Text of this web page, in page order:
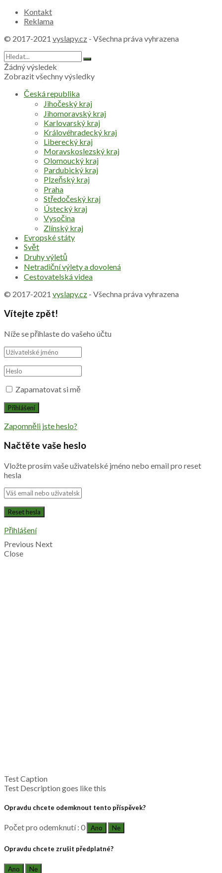
Kontakt
Reklama
© 2017-2021 vyslapy.cz - Všechna práva vyhrazena
Žádný výsledek
Zobrazit všechny výsledky
Česká republika
Jihočeský kraj
Jihomoravský kraj
Karlovarský kraj
Královéhradecký kraj
Liberecký kraj
Moravskoslezský kraj
Olomoucký kraj
Pardubický kraj
Plzeňský kraj
Praha
Středočeský kraj
Ústecký kraj
Vysočina
Zlínský kraj
Evropské státy
Svět
Druhy výletů
Netradiční výlety a dovolená
Cestovatelská videa
© 2017-2021 vyslapy.cz - Všechna práva vyhrazena
Vítejte zpět!
Níže se přihlaste do vašeho účtu
Zapamatovat si mě
Zapomněli jste heslo?
Načtěte vaše heslo
Vložte prosím vaše uživatelské jméno nebo email pro reset
hesla
Přihlášení
Previous Next
Close
Test Caption
Test Description goes like this
Opravdu chcete odemknout tento příspěvek?
Počet pro odemknutí : 0 Ano Ne
Opravdu chcete zrušit předplatné?
Ano Ne